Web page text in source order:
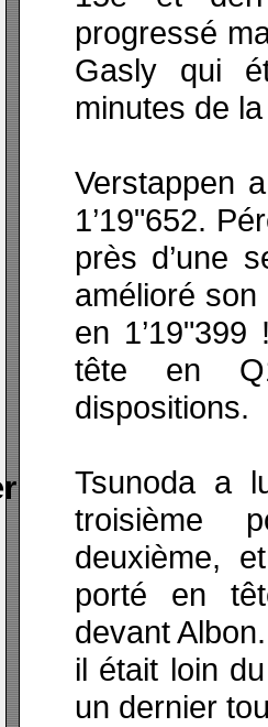
progressé
Gasly qui
minutes de
Verstappen
1’19"652.
près d’une
amélioré
en
tête en
dispositions.
Tsunoda a
troisième
deuxième,
porté en
devant
il était loin
un dernier